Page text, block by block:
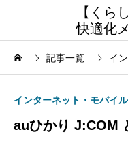
【くら
快適化
記事一覧 イ
インターネット・モバイ
auひかり J:COM